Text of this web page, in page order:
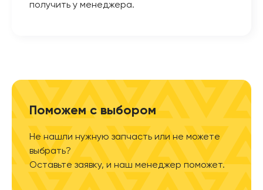
получить у менеджера.
Поможем с выбором
Не нашли нужную запчасть или не можете
выбрать?
Оставьте заявку, и наш менеджер поможет.